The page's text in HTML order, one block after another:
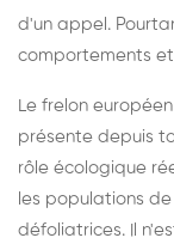
d'un appel.
comportements
Le frelon
présente depuis
rôle écologique
les populations
défoliatrices. Il